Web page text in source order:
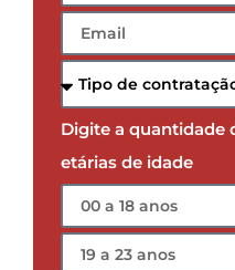
Digite a quantidade
etárias de idade